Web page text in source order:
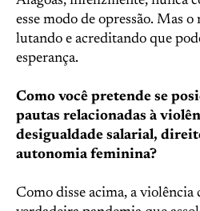
esse modo de opressão. Mas
lutando e acreditando que
esperança.
Como você pretende se
pautas relacionadas à
desigualdade salarial,
autonomia feminina?
Como disse acima, a